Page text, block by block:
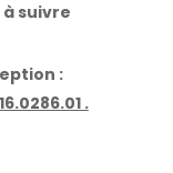
à suivre
:
.